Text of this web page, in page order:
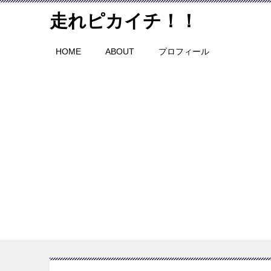
走れピカイチ！！
HOME ABOUT プロフィール